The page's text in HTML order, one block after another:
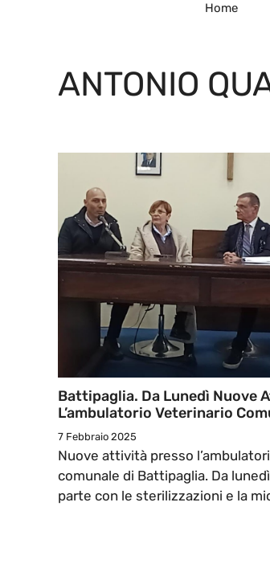
Home
ANTONIO
Battipaglia. Da Lunedì Nuove
L’ambulatorio Veterinario
7 Febbraio 2025
Nuove attività presso
comunale di Battipaglia. Da
parte con le sterilizzazioni e la